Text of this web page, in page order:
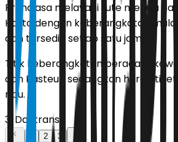
Primajasa melayani rute menuju
Hatta dengan keberangkatan mulai
dan tersedia setiap satu jam.
Titik keberangkatan berada di
dan Pasteur, sedangkan harga
ribu.
3. Daytrans
2
3